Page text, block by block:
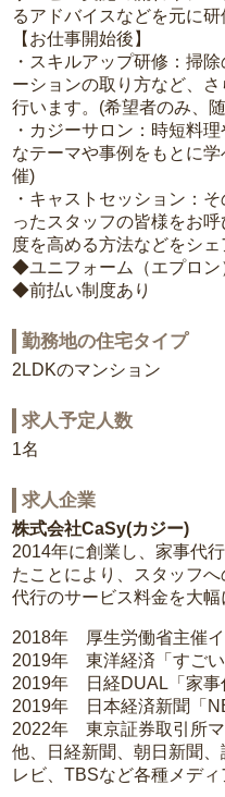
るアドバイスなどを元に研
【お仕事開始後】
・スキルアップ研修：掃
ーションの取り方など、
行います。(希望者のみ、
・カジーサロン：時短料
なテーマや事例をもとに
催)
・キャストセッション：
ったスタッフの皆様をお
度を高める方法などをシ
◆ユニフォーム（エプロン
◆前払い制度あり
勤務地の住宅タイプ
2LDKのマンション
求人予定人数
1名
求人企業
株式会社CaSy(カジー)
2014年に創業し、家事代
たことにより、スタッフ
代行のサービス料金を大幅
2018年 厚生労働省主催
2019年 東洋経済「すご
2019年 日経DUAL「家事
2019年 日本経済新聞「
2022年 東京証券取引所
他、日経新聞、朝日新聞
レビ、TBSなど各種メデ